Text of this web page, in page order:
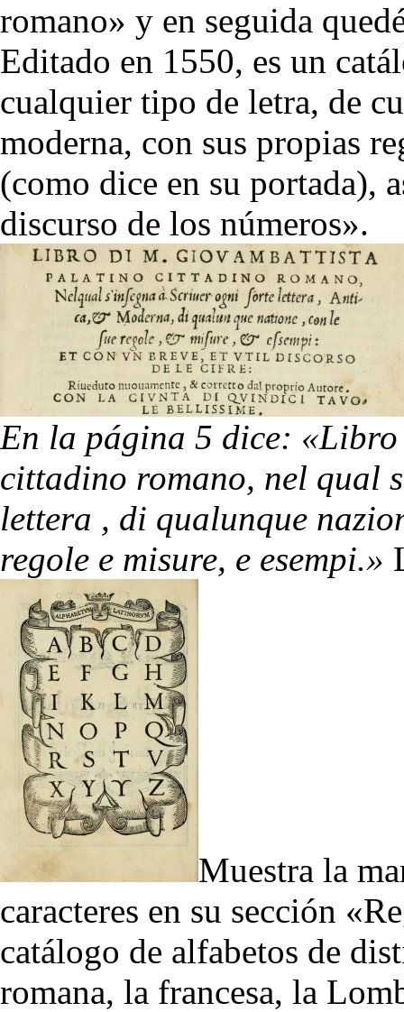
romano» y en seguida
Editado en 1550, es un
cualquier tipo de letra, de
moderna, con sus propias
(como dice en su portada),
discurso de los números».
En la página 5 dice:
cittadino romano, nel qual
lettera , di qualunque
regole e misure, e esempi.»
Muestra la
caracteres en su sección
catálogo de alfabetos de
romana, la francesa, la